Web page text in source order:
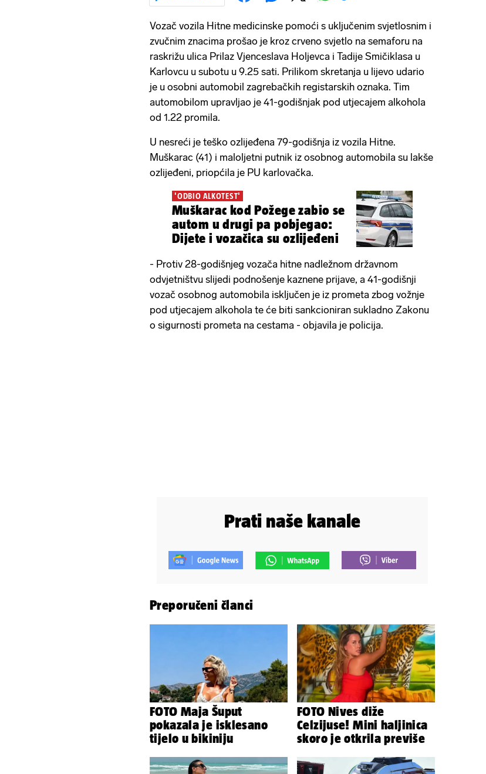
Vozač vozila Hitne medicinske pomoći s uključenim svjetlosnim i
zvučnim znacima prošao je kroz crveno svjetlo na semaforu na
raskrižu ulica Prilaz Vjenceslava Holjevca i Tadije Smičiklasa u
Karlovcu u subotu u 9.25 sati. Prilikom skretanja u lijevo udario
je u osobni automobil zagrebačkih registarskih oznaka. Tim
automobilom upravljao je 41-godišnjak pod utjecajem alkohola
od 1.22 promila.
U nesreći je teško ozlijeđena 79-godišnja iz vozila Hitne.
Muškarac (41) i maloljetni putnik iz osobnog automobila su lakše
ozlijeđeni, priopćila je PU karlovačka.
'ODBIO ALKOTEST'
Muškarac kod Požege zabio se
autom u drugi pa pobjegao:
Dijete i vozačica su ozlijeđeni
- Protiv 28-godišnjeg vozača hitne nadležnom državnom
odvjetništvu slijedi podnošenje kaznene prijave, a 41-godišnji
vozač osobnog automobila isključen je iz prometa zbog vožnje
pod utjecajem alkohola te će biti sankcioniran sukladno Zakonu
o sigurnosti prometa na cestama - objavila je policija.
Prati naše kanale
Preporučeni članci
FOTO Maja Šuput
pokazala je isklesano
tijelo u bikiniju
FOTO Nives diže
Celzijuse! Mini haljinica
skoro je otkrila previše